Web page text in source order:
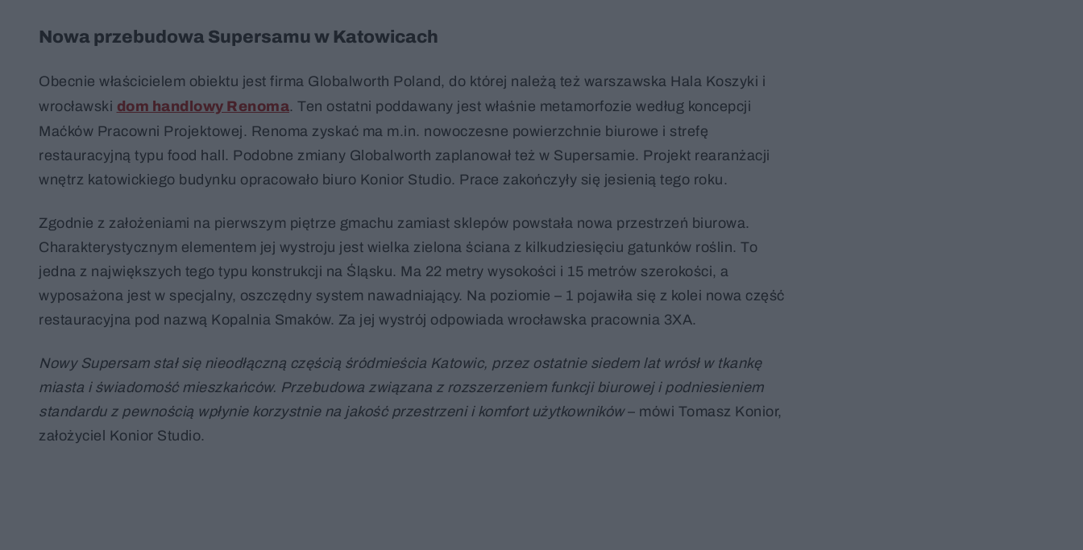
Nowa przebudowa Supersamu w Katowicach
Obecnie właścicielem obiektu jest firma Globalworth Poland, do której należą też warszawska Hala Koszyki i
wrocławski dom handlowy Renoma. Ten ostatni poddawany jest właśnie metamorfozie według koncepcji
Maćków Pracowni Projektowej. Renoma zyskać ma m.in. nowoczesne powierzchnie biurowe i strefę
restauracyjną typu food hall. Podobne zmiany Globalworth zaplanował też w Supersamie. Projekt rearanżacji
wnętrz katowickiego budynku opracowało biuro Konior Studio. Prace zakończyły się jesienią tego roku.
Zgodnie z założeniami na pierwszym piętrze gmachu zamiast sklepów powstała nowa przestrzeń biurowa.
Charakterystycznym elementem jej wystroju jest wielka zielona ściana z kilkudziesięciu gatunków roślin. To
jedna z największych tego typu konstrukcji na Śląsku. Ma 22 metry wysokości i 15 metrów szerokości, a
wyposażona jest w specjalny, oszczędny system nawadniający. Na poziomie – 1 pojawiła się z kolei nowa część
restauracyjna pod nazwą Kopalnia Smaków. Za jej wystrój odpowiada wrocławska pracownia 3XA.
Nowy Supersam stał się nieodłączną częścią śródmieścia Katowic, przez ostatnie siedem lat wrósł w tkankę
miasta i świadomość mieszkańców. Przebudowa związana z rozszerzeniem funkcji biurowej i podniesieniem
standardu z pewnością wpłynie korzystnie na jakość przestrzeni i komfort użytkowników– mówi Tomasz Konior,
założyciel Konior Studio.